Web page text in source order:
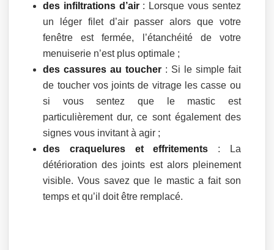
des infiltrations d’air: Lorsque vous sentez
un léger filet d’air passer alors que votre
fenêtre est fermée, l’étanchéité de votre
menuiserie n’est plus optimale ;
des cassures au toucher : Si le simple fait
de toucher vos joints de vitrage les casse ou
si vous sentez que le mastic est
particulièrement dur, ce sont également des
signes vous invitant à agir ;
des craquelures et effritements : La
détérioration des joints est alors pleinement
visible. Vous savez que le mastic a fait son
temps et qu’il doit être remplacé.